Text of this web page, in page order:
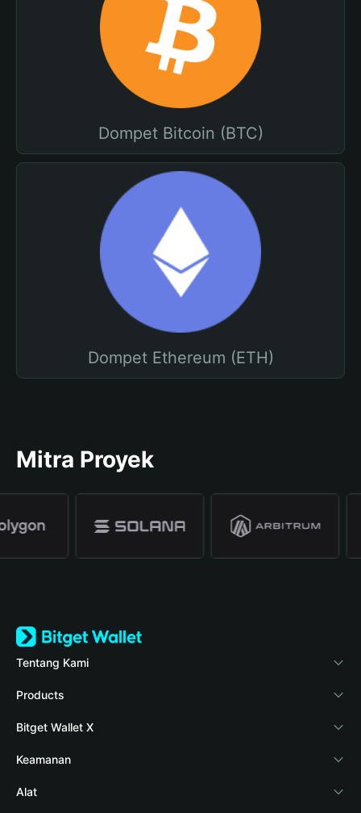
Dompet Bitcoin (BTC)
Dompet Ethereum (ETH)
Mitra Proyek
Tentang Kami
Bitget Wallet
Blog
Verifikasi keaslian
Berita kripto
Products
Crypto Card
Stablecoin Earn
Payfi Crypto
Bitget Wallet X
Pengembang
Hubungkan dompet
Keamanan
Dana perlindungan
Alat